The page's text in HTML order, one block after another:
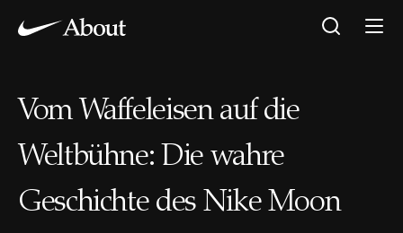
Vom Waffeleisen auf die
Weltbühne: Die wahre
Geschichte des Nike Moon